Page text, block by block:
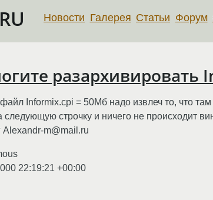
Новости Галерея Статьи Форум
разархивировать
Informix.cpi = 50Mб надо извлеч то, что
следующую строчку и ничего не происходит
Alexandr-m@mail.ru
22:19:21 +00:00